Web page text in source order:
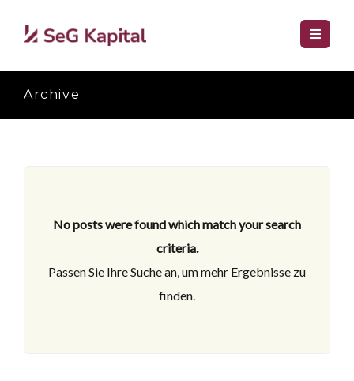
Archive
No posts were found which match your search
criteria.
Passen Sie Ihre Suche an, um mehr Ergebnisse zu
finden.